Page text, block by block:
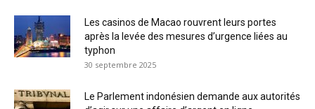
Les casinos de Macao rouvrent leurs portes
après la levée des mesures d’urgence liées au
typhon
30 septembre 2025
Le Parlement indonésien demande aux autorités